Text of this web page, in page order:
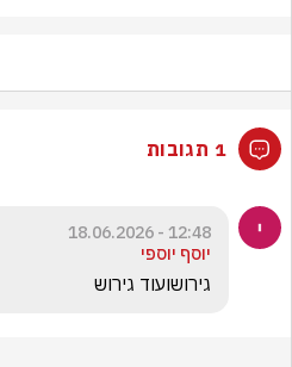
1 תגובות
12:48 - 18.06.2026
יוסף יוספי
גירושועוד גירוש